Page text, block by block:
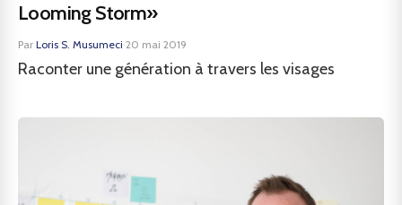
Looming Storm»
Par Loris S. Musumeci·20 mai 2019
Raconter une génération à travers les visages